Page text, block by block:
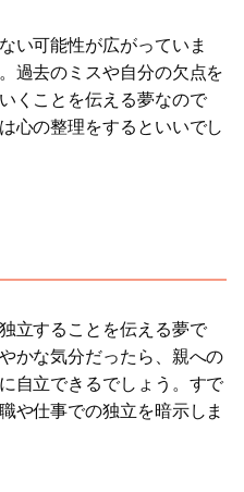
い可能性が広がっていま
過去のミスや自分の欠点を
くことを伝える夢なので
心の整理をするといいでし
立することを伝える夢で
かな気分だったら、親への
自立できるでしょう。すで
や仕事での独立を暗示しま